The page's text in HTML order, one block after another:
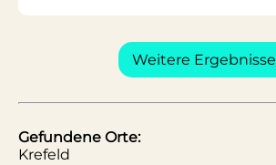
Weitere Ergebnisse
Gefundene Orte:
Krefeld